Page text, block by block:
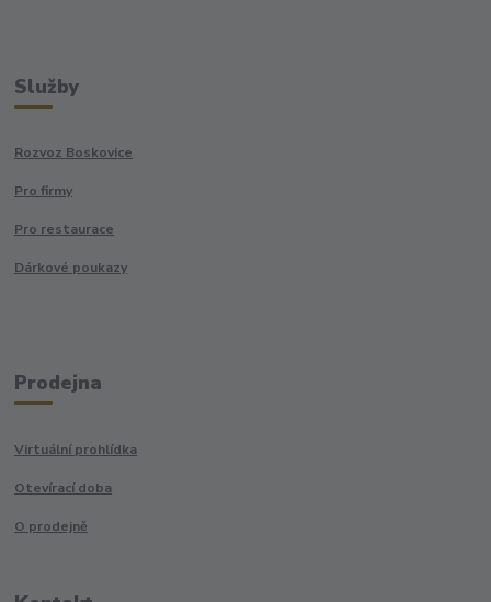
Služby
Rozvoz Boskovice
Pro firmy
Pro restaurace
Dárkové poukazy
Prodejna
Virtuální prohlídka
Otevírací doba
O prodejně